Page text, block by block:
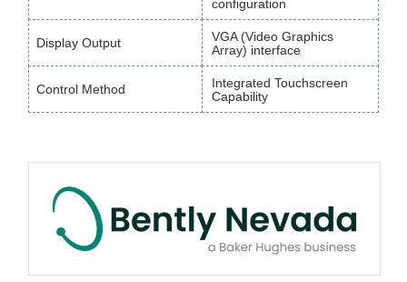
configuration
Display Output
VGA (Video Graphics
Array) interface
Control Method
Integrated Touchscreen
Capability